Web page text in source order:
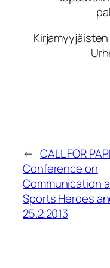
← CALL FOR
Conference on
Communication
Sports Heroes
25.2.2013